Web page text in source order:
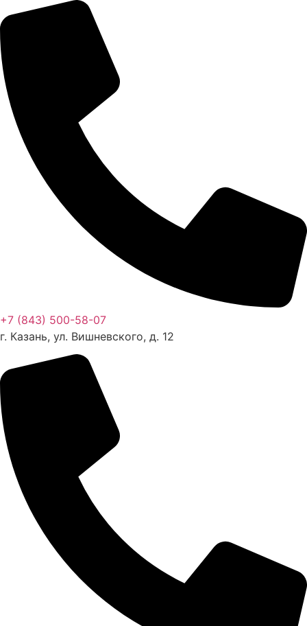
Перейти
к
содержимому
+7 (843) 500-58-07
г. Казань, ул. Вишневского, д. 12